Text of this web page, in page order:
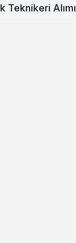
Teknikeri Alımı